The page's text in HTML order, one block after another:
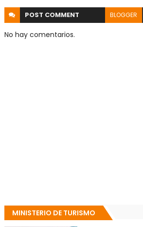
POST COMMENT BLOGGER
No hay comentarios.
MINISTERIO DE TURISMO